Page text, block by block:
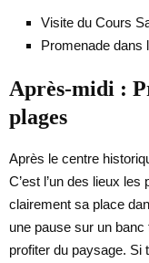
Visite du Cours
Promenade dans
Après-midi :
plages
Après le centre
C’est l’un des lieux
clairement sa place
une pause sur un
profiter du paysage. Si